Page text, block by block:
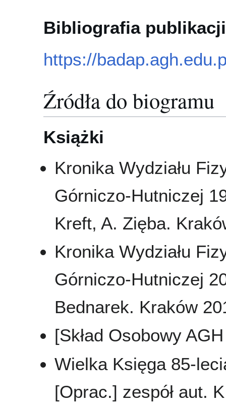
Bibliografia publikacji
https://
Źródła do biogramu
Książki
Kronika Wydziału
Górniczo-Hutniczej
Kreft, A. Zięba.
Kronika Wydziału
Górniczo-Hutniczej
Bednarek. Kraków
[Skład Osobowy
Wielka Księga 85-
[Oprac.] zespół aut.